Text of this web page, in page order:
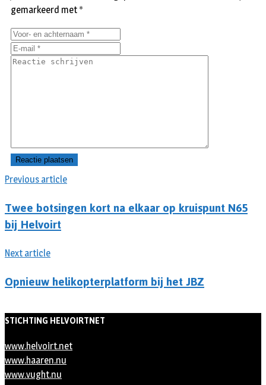
Previous article
Twee botsingen kort na elkaar op kruispunt N65
bij Helvoirt
Next article
Opnieuw helikopterplatform bij het JBZ
gemarkeerd met *
STICHTING HELVOIRTNET
www.helvoirt.net
www.haaren.nu
www.vught.nu